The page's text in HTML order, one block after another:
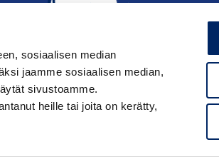
sosiaalisen median
jaamme sosiaalisen median,
sivustoamme.
heille tai joita on kerätty,
LIITY JÄSENEKSI ›